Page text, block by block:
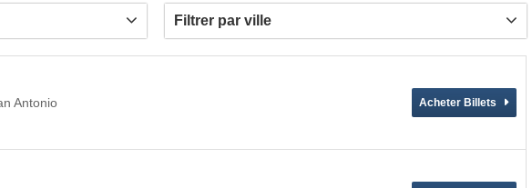
Filtrer par ville
Antonio